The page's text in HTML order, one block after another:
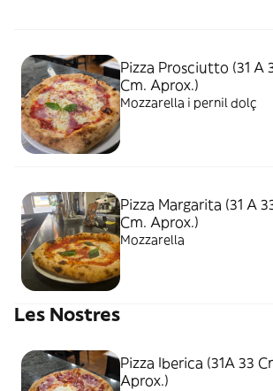
Pizza Prosciutto (31 A
Cm. Aprox.)
Mozzarella i pernil dolç
Pizza Margarita (31 A
Cm. Aprox.)
Mozzarella
Les Nostres
Pizza Iberica (31A 33
Aprox.)